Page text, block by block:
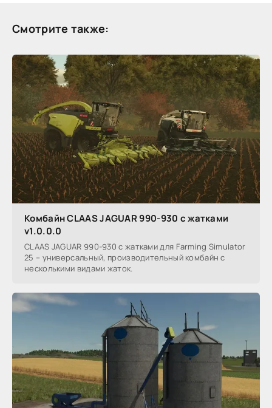
Смотрите также:
Комбайн CLAAS JAGUAR 990-930 с жатками
v1.0.0.0
CLAAS JAGUAR 990-930 с жатками для Farming Simulator
25 – универсальный, производительный комбайн с
несколькими видами жаток.